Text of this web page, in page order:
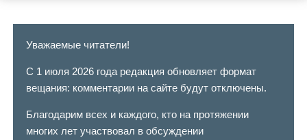
Уважаемые читатели!
С 1 июля 2026 года редакция обновляет формат
вещания: комментарии на сайте будут отключены.
Благодарим всех и каждого, кто на протяжении
многих лет участвовал в обсуждении